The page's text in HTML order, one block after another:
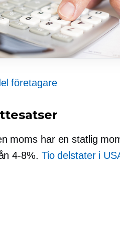
företagare
moms har en statlig
4-8%. Tio delstater i